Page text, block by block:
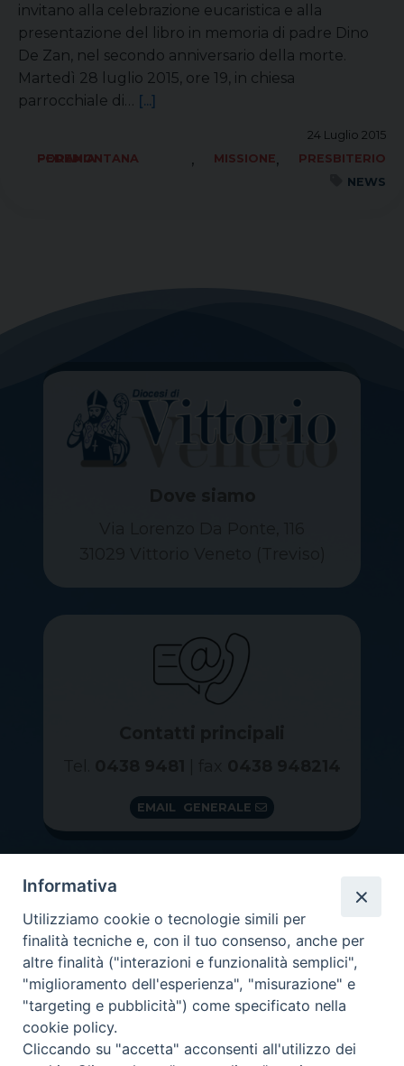
invitano alla celebrazione eucaristica e alla
presentazione del libro in memoria di padre Dino
De Zan, nel secondo anniversario della morte.
Martedì 28 luglio 2015, ore 19, in chiesa
parrocchiale di… [...]
24 Luglio 2015
FORANIA PEDEMONTANA
, MISSIONE,
PRESBITERIO
NEWS
EMAIL GENERALE
GRAZIE PER IL TUO AIUTO
Insieme per la Diocesi
Informativa
Utilizziamo cookie o tecnologie simili per
finalità tecniche e, con il tuo consenso, anche per
altre finalità ("interazioni e funzionalità semplici",
"miglioramento dell'esperienza", "misurazione" e
"targeting e pubblicità") come specificato nella
cookie policy.
Cliccando su "accetta" acconsenti all'utilizzo dei